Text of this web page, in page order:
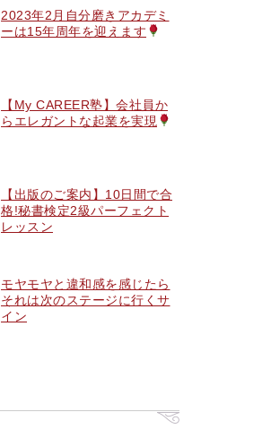
2023年2月自分磨きアカデミ
ーは15年周年を迎えます
【My CAREER塾】会社員か
らエレガントな起業を実現
【出版のご案内】10日間で合
格!秘書検定2級パーフェクト
レッスン
モヤモヤと違和感を感じたら
それは次のステージに行くサ
イン